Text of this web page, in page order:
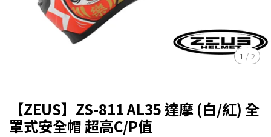
1 / 2
【ZEUS】ZS-811 AL35 達摩 (白/紅) 全
罩式安全帽 超高C/P值